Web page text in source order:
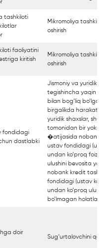
tashkiloti
Mikromoliya
oshirish
faoliyatini
kiritish
Mikromoliya
oshirish
fondidagi
dastlabki
Jismoniy va yuridik
tegishincha yaqin
bilan bog‘liq
birgalikda harakat
yuridik shaxslar,
tomonidan bir yoki
�atijasida nobank
ustav fondidagi
undan ko‘proq
ulushini bevosita
nobank kredit
fondidagi (ustav
undan ko‘proq
bo‘lmagan
doir
Sug‘urtalovchini